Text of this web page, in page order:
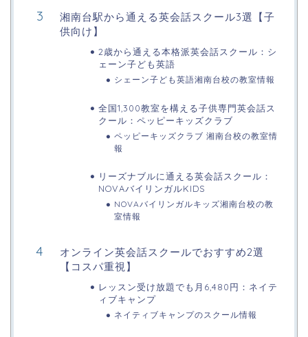
湘南台駅から通える英会話スクール3選【子
供向け】
2歳から通える本格派英会話スクール：シ
ェーン子ども英語
シェーン子ども英語湘南台校の教室情報
全国1,300教室を構える子供専門英会話ス
クール：ペッピーキッズクラブ
ペッピーキッズクラブ 湘南台校の教室情
報
リーズナブルに通える英会話スクール：
NOVAバイリンガルKIDS
NOVAバイリンガルキッズ湘南台校の教
室情報
オンライン英会話スクールでおすすめ2選
【コスパ重視】
レッスン受け放題でも月6,480円：ネイテ
ィブキャンプ
ネイティブキャンプのスクール情報